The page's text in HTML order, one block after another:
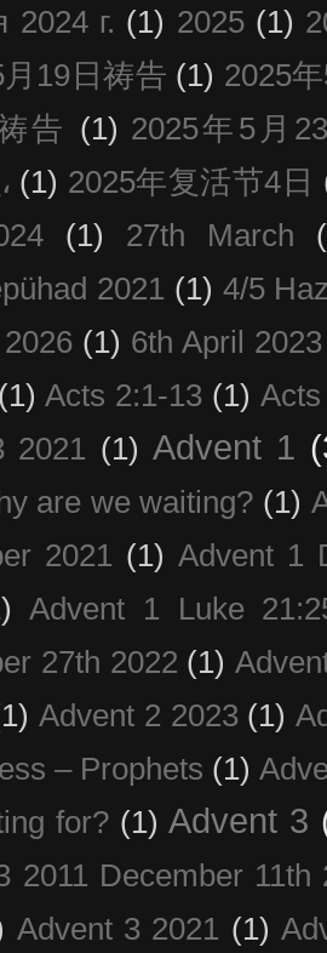
2024 г. (1) 2025 (1)
19日祷告 (1) 2025
告 (1) 2025年5月
پاک2025، (1) 2025年复活节4日
(1) 27th March
2021 (1) 4/5
(1) 6th April 2023
(1) Acts 2:1-13 (1)
2021 (1) Advent 1
are we waiting? (1)
2021 (1) Advent 1
Advent 1 Luke
27th 2022 (1)
Advent 2 2023 (1)
– Prophets (1)
for? (1) Advent 3
2011 December 11th
Advent 3 2021 (1)